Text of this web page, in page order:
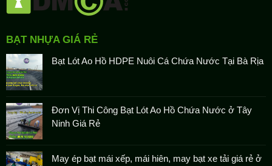
BẠT NHỰA GIÁ RẺ
Bạt Lót Ao Hồ HDPE Nuôi Cá Chứa Nước Tại Bà Rịa
Đơn Vị Thi Công Bạt Lót Ao Hồ Chứa Nước ở Tây
Ninh Giá Rẻ
May ép bạt mái xếp, mái hiên, may bạt xe tải giá rẻ ở